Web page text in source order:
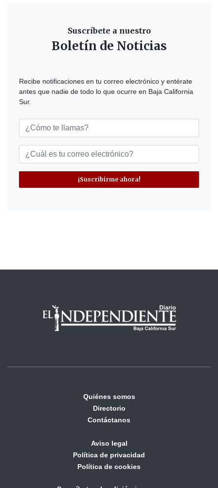
Suscríbete a nuestro
Boletín de Noticias
Recibe notificaciones en tu correo electrónico y entérate
antes que nadie de todo lo que ocurre en Baja California
Sur.
¡Suscribirme ahora!
Quiénes somos
Directorio
Contáctanos
Aviso legal
Política de privacidad
Política de cookies